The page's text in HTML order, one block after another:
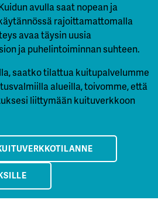
avulla saat nopean ja
rajoittamattomalla
avaa täysin uusia
ja puhelintoiminnan suhteen.
saatko tilattua kuitupalvelumme
alueilla, toivomme, että
liittymään kuituverkkoon